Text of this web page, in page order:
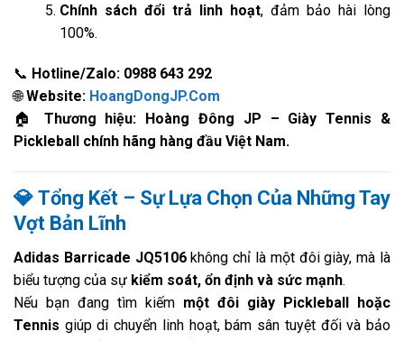
Chính sách đổi trả linh hoạt, đảm bảo hài lòng
100%.
📞 Hotline/Zalo: 0988 643 292
🌐Website: HoangDongJP.Com
🏠 Thương hiệu: Hoàng Đông JP – Giày Tennis &
Pickleball chính hãng hàng đầu Việt Nam.
💎 Tổng Kết – Sự Lựa Chọn Của Những Tay
Vợt Bản Lĩnh
Adidas Barricade JQ5106không chỉ là một đôi giày, mà là
biểu tượng của sự kiểm soát, ổn định và sức mạnh.
Nếu bạn đang tìm kiếm một đôi giày Pickleball hoặc
Tennis giúp di chuyển linh hoạt, bám sân tuyệt đối và bảo